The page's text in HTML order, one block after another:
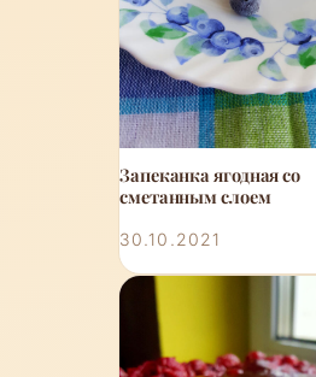
Запеканка ягодная со
сметанным слоем
30.10.2021